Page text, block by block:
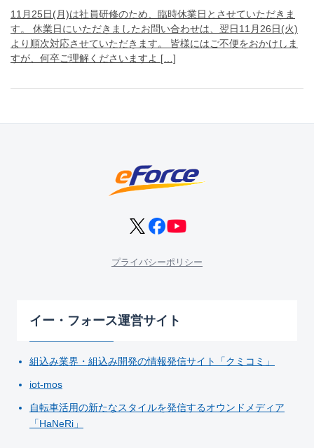
11月25日(月)は社員研修のため、臨時休業日とさせていただきま
す。 休業日にいただきましたお問い合わせは、翌日11月26日(火)
より順次対応させていただきます。 皆様にはご不便をおかけしま
すが、何卒ご理解くださいますよ […]
プライバシーポリシー
イー・フォース運営サイト
組込み業界・組込み開発の情報発信サイト「クミコミ」
iot-mos
自転車活用の新たなスタイルを発信するオウンドメディア
「HaNeRi」